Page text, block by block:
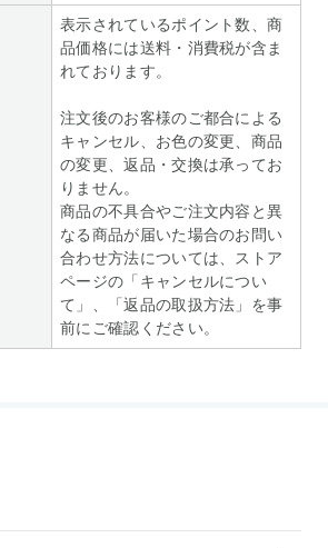
表示されているポイント数、商
品価格には送料・消費税が含ま
れております。
注文後のお客様のご都合による
キャンセル、お色の変更、商品
の変更、返品・交換は承ってお
りません。
商品の不具合やご注文内容と異
なる商品が届いた場合のお問い
合わせ方法については、ストア
ページの「キャンセルについ
て」、「返品の取扱方法」を事
前にご確認ください。